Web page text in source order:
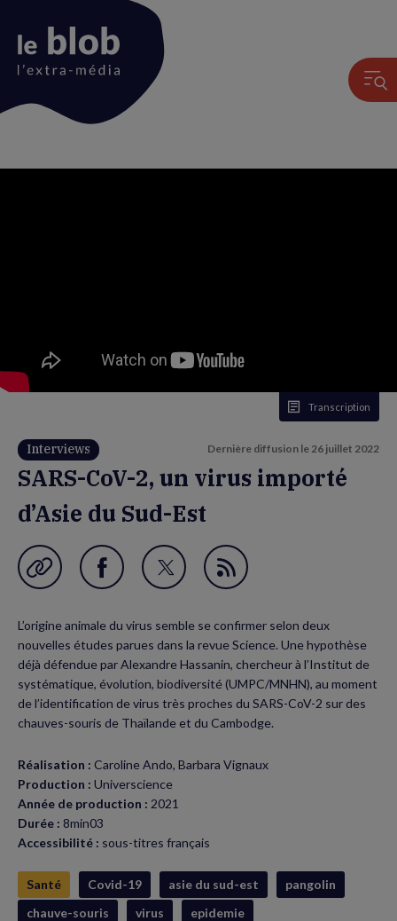
Transcription
Interviews Dernière diffusion le 26 juillet 2022
SARS-CoV-2, un virus importé
d’Asie du Sud-Est
Garder en favori
Partager
Facebook
(nouvelle
fenêtre)
Partager
Twitter
(nouvelle
fenêtre)
Flux
L’origine animale du virus semble se confirmer selon deux
nouvelles études parues dans la revue Science. Une hypothèse
déjà défendue par Alexandre Hassanin, chercheur à l’Institut de
systématique, évolution, biodiversité (UMPC/MNHN), au moment
de l’identification de virus très proches du SARS-CoV-2 sur des
chauves-souris de Thaïlande et du Cambodge.
Réalisation : Caroline Ando, Barbara Vignaux
Production : Universcience
Année de production : 2021
Durée : 8min03
Accessibilité : sous-titres français
Santé Covid-19 asie du sud-est
pangolin
chauve-souris
virus epidemie